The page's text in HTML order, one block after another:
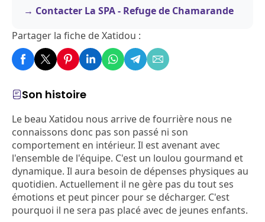
Son histoire
Le beau Xatidou nous arrive de fourrière nous ne
connaissons donc pas son passé ni son
comportement en intérieur. Il est avenant avec
l'ensemble de l'équipe. C'est un loulou gourmand et
dynamique. Il aura besoin de dépenses physiques au
quotidien. Actuellement il ne gère pas du tout ses
émotions et peut pincer pour se décharger. C'est
pourquoi il ne sera pas placé avec de jeunes enfants.
Contacter La SPA - Refuge de Chamarande
Partager la fiche de Xatidou :